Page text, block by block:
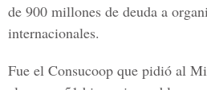
de 900 millones de deuda a
internacionales.
Fue el Consucoop que pidió al